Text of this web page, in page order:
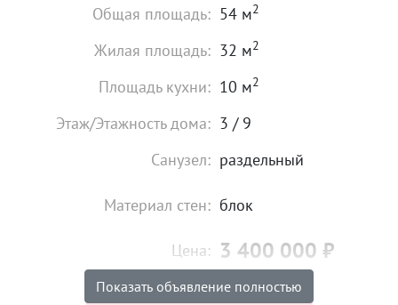
Общая площадь: 54 м2
Жилая площадь: 32 м2
Площадь кухни: 10 м2
Этаж/Этажность дома: 3 / 9
Санузел: раздельный
Материал стен: блок
Цена: 3 400 000 ₽
Объявление снято с публикации
Показать объявление полностью